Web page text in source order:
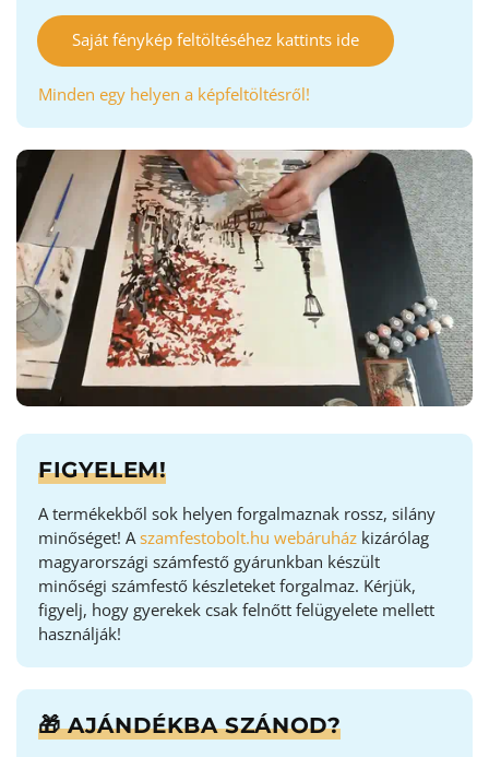
Saját fénykép feltöltéséhez kattints ide
Minden egy helyen a képfeltöltésről!
FIGYELEM!
A termékekből sok helyen forgalmaznak rossz, silány
minőséget! Aszamfestobolt.hu webáruház kizárólag
magyarországi számfestő gyárunkban készült
minőségi számfestő készleteket forgalmaz. Kérjük,
figyelj, hogy gyerekek csak felnőtt felügyelete mellett
használják!
🎁 AJÁNDÉKBA SZÁNOD?